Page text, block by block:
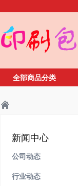
全部商品分类
新闻中心
公司动态
行业动态